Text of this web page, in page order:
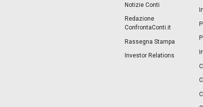
Notizie Conti
Redazione
ConfrontaConti.it
Rassegna Stampa
Investor Relations